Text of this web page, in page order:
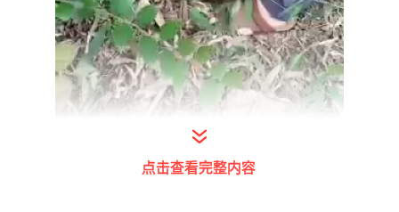
点击查看完整内容